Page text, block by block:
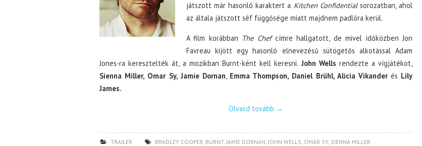
játszott már hasonló karaktert a Kitchen Confidentialsorozatban, ahol
az általa játszott séf függősége miatt majdnem padlóra kerül.
A film korábban The Chefcímre hallgatott, de mivel időközben Jon
Favreau kijött egy hasonló elnevezésű sütögetős alkotással Adam
Jones-ra keresztelték át, a mozikban Burnt-ként kell keresni. John Wells rendezte a vígjátékot,
Sienna Miller, Omar Sy, Jamie Dornan, Emma Thompson, Daniel Brühl, Alicia Vikanderés Lily
James.
Olvasd tovább →
TRAILER BRADLEY COOPER, BURNT,JAMIE DORNAN,JOHN WELLS, OMAR SY, SIENNA MILLER